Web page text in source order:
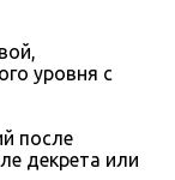
уровня с
после
декрета или